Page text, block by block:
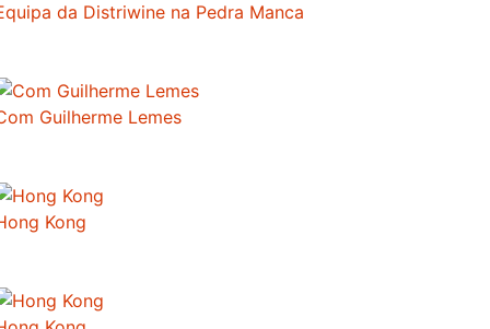
da Distriwine na Pedra Manca
Guilherme Lemes
Kong